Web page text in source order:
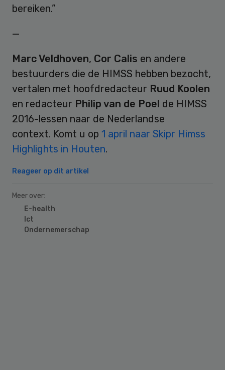
bereiken.”
—
Marc Veldhoven, Cor Calis en andere
bestuurders die de HIMSS hebben bezocht,
vertalen met hoofdredacteur Ruud Koolen
en redacteur Philip van de Poel de HIMSS
2016-lessen naar de Nederlandse
context. Komt u op 1 april naar Skipr Himss
Highlights in Houten.
Reageer op dit artikel
Meer over:
E-health
Ict
Ondernemerschap